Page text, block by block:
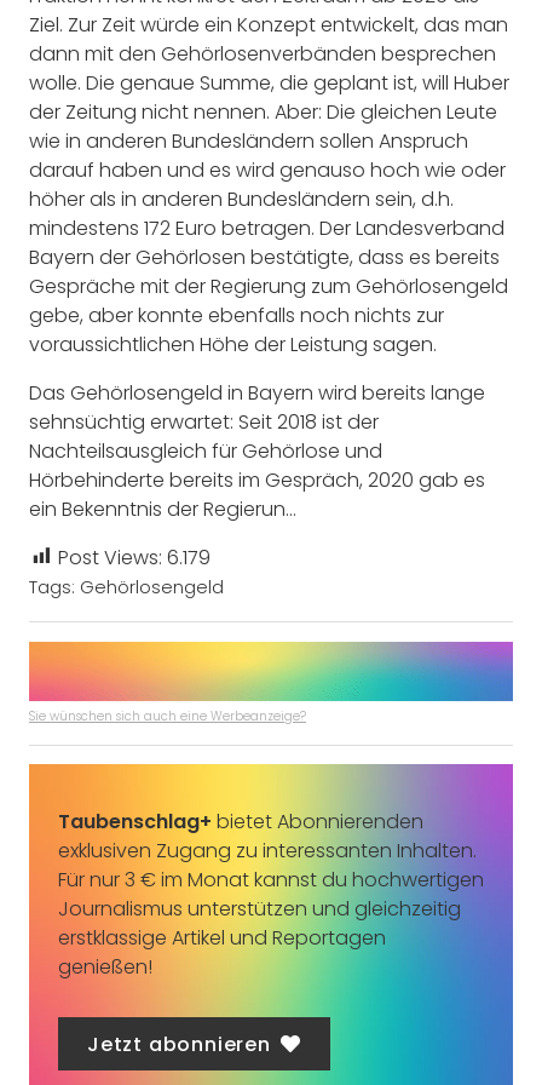
Ziel. Zur Zeit würde ein Konzept entwickelt, das man
dann mit den Gehörlosenverbänden besprechen
wolle. Die genaue Summe, die geplant ist, will Huber
der Zeitung nicht nennen. Aber: Die gleichen Leute
wie in anderen Bundesländern sollen Anspruch
darauf haben und es wird genauso hoch wie oder
höher als in anderen Bundesländern sein, d.h.
mindestens 172 Euro betragen. Der Landesverband
Bayern der Gehörlosen bestätigte, dass es bereits
Gespräche mit der Regierung zum Gehörlosengeld
gebe, aber konnte ebenfalls noch nichts zur
voraussichtlichen Höhe der Leistung sagen.
Das Gehörlosengeld in Bayern wird bereits lange
sehnsüchtig erwartet: Seit 2018 ist der
Nachteilsausgleich für Gehörlose und
Hörbehinderte bereits im Gespräch, 2020 gab es
ein Bekenntnis der Regierun…
Post Views: 6.179
Tags: Gehörlosengeld
Sie wünschen sich auch eine Werbeanzeige?
Taubenschlag+ bietet Abonnierenden
exklusiven Zugang zu interessanten Inhalten.
Für nur 3 € im Monat kannst du hochwertigen
Journalismus unterstützen und gleichzeitig
erstklassige Artikel und Reportagen
genießen!
Jetzt abonnieren